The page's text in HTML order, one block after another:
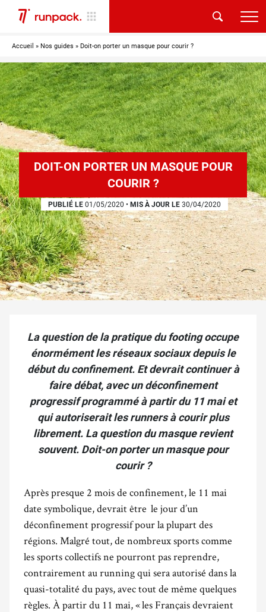
Accueil » Nos guides » Doit-on porter un masque pour courir ?
DOIT-ON PORTER UN MASQUE POUR
COURIR ?
PUBLIÉ LE 01/05/2020 • MIS À JOUR LE 30/04/2020
La question de la pratique du footing occupe
énormément les réseaux sociaux depuis le
début du confinement. Et devrait continuer à
faire débat, avec un déconfinement
progressif programmé à partir du 11 mai et
qui autoriserait les runners à courir plus
librement. La question du masque revient
souvent. Doit-on porter un masque pour
courir ?
Après presque 2 mois de confinement, le 11 mai
date symbolique, devrait être le jour d’un
déconfinement progressif pour la plupart des
régions. Malgré tout, de nombreux sports comme
les sports collectifs ne pourront pas reprendre,
contrairement au running qui sera autorisé dans la
quasi-totalité du pays, avec tout de même quelques
règles. À partir du 11 mai, « les Français devraient